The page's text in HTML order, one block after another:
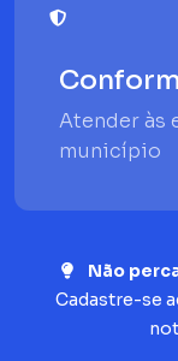
Atender às
município
Não
Cadastre-se